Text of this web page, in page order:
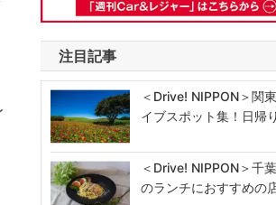
注目記事
＜Drive! NIPPON＞関
イブスポット集！日帰
＜Drive! NIPPON＞千
のランチにおすすめの